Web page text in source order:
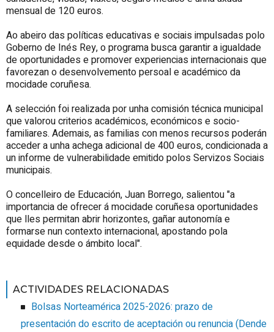
mensual de 120 euros.
Ao abeiro das políticas educativas e sociais impulsadas polo
Goberno de Inés Rey, o programa busca garantir a igualdade
de oportunidades e promover experiencias internacionais que
favorezan o desenvolvemento persoal e académico da
mocidade coruñesa.
A selección foi realizada por unha comisión técnica municipal
que valorou criterios académicos, económicos e socio-
familiares. Ademais, as familias con menos recursos poderán
acceder a unha achega adicional de 400 euros, condicionada a
un informe de vulnerabilidade emitido polos Servizos Sociais
municipais.
O concelleiro de Educación, Juan Borrego, salientou "a
importancia de ofrecer á mocidade coruñesa oportunidades
que lles permitan abrir horizontes, gañar autonomía e
formarse nun contexto internacional, apostando pola
equidade desde o ámbito local".
ACTIVIDADES RELACIONADAS
Bolsas Norteamérica 2025-2026: prazo de
presentación do escrito de aceptación ou renuncia(Dende